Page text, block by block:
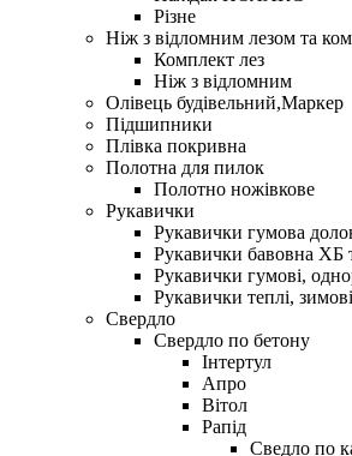
Різне
Ніж з відломним лезом та
Комплект лез
Ніж з відломним
Олівець будівельний,Маркер
Підшипники
Плівка покривна
Полотна для пилок
Полотно ножівкове
Рукавички
Рукавички гумова
Рукавички бавовна ХБ
Рукавички гумові,
Рукавички теплі, зимові
Свердло
Свердло по бетону
Iнтертул
Апро
Вітол
Рапiд
Сведло по